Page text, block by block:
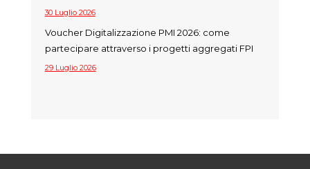
30 Luglio 2026
Voucher Digitalizzazione PMI 2026: come
partecipare attraverso i progetti aggregati FPI
29 Luglio 2026